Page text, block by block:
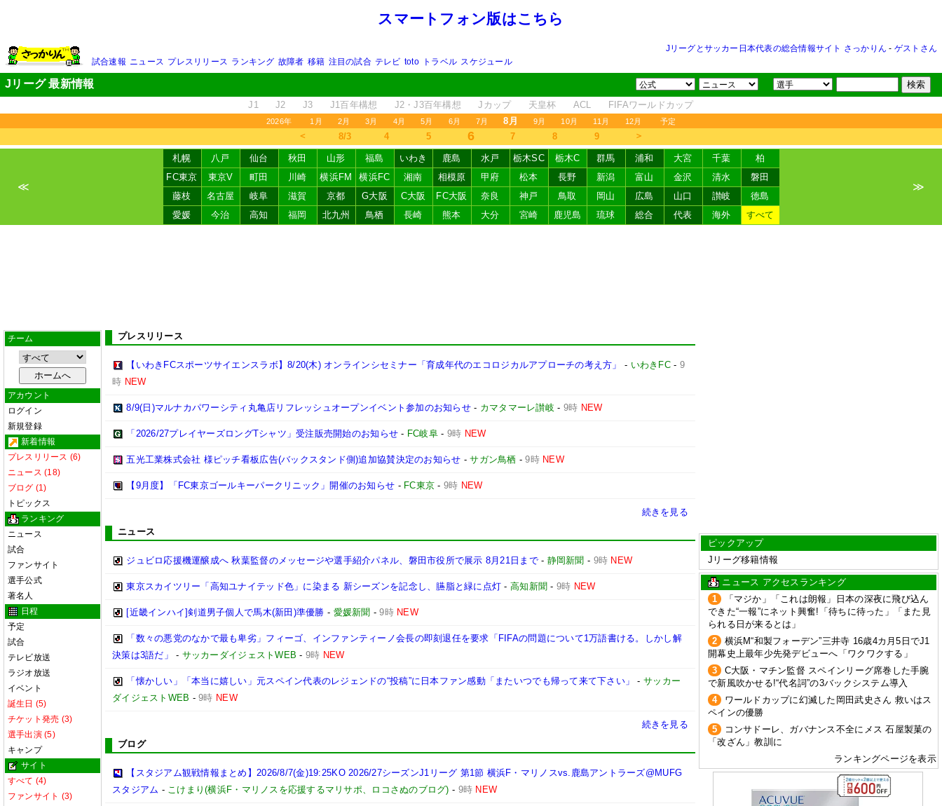
スマートフォン版はこちら
Jリーグとサッカー日本代表の総合情報サイト さっかりん - ゲストさん
試合速報 ニュース プレスリリース ランキング 故障者 移籍 注目の試合 テレビ toto トラベル スケジュール
Jリーグ 最新情報
J1 J2 J3 J1百年構想 J2・J3百年構想 Jカップ 天皇杯 ACL FIFAワールドカップ
2026年 1月 2月 3月 4月 5月 6月 7月 8月 9月 10月 11月 12月 予定
＜ 8/3 4 5 6 7 8 9 ＞
≪
札幌 八戸 仙台 秋田 山形 福島 いわき 鹿島 水戸 栃木SC 栃木C 群馬 浦和 大宮 千葉
柏
FC東京
東京V 町田 川崎 横浜FM 横浜FC 湘南 相模原 甲府 松本 長野 新潟 富山 金沢 清水
磐田
藤枝
名古屋 岐阜 滋賀 京都 G大阪 C大阪 FC大阪 奈良 神戸 鳥取 岡山 広島 山口 讃岐
徳島
愛媛
今治 高知 福岡 北九州 鳥栖 長崎 熊本 大分 宮崎 鹿児島 琉球 総合 代表 海外 すべて
≫
チーム
アカウント
ログイン
新規登録
新着情報
プレスリリース (6)
ニュース (18)
ブログ (1)
トピックス
ランキング
ニュース
試合
ファンサイト
選手公式
著名人
日程
予定
試合
テレビ放送
ラジオ放送
イベント
誕生日 (5)
チケット発売 (3)
選手出演 (5)
キャンプ
サイト
すべて (4)
ファンサイト (3)
プレスリリース
【いわきFCスポーツサイエンスラボ】8/20(木) オンラインシセミナー「育成年代のエコロジカルアプローチの考え方」 - いわきFC- 9
時 NEW
8/9(日)マルナカパワーシティ丸亀店リフレッシュオープンイベント参加のお知らせ- カマタマーレ讃岐 - 9時 NEW
「2026/27プレイヤーズロングTシャツ」受注販売開始のお知らせ - FC岐阜- 9時 NEW
五光工業株式会社 様ピッチ看板広告(バックスタンド側)追加協賛決定のお知らせ -サガン鳥栖 -9時 NEW
【9月度】「FC東京ゴールキーパークリニック」開催のお知らせ - FC東京 - 9時 NEW
続きを見る
ニュース
ジュビロ応援機運醸成へ 秋葉監督のメッセージや選手紹介パネル、磐田市役所で展示 8月21日まで- 静岡新聞 - 9時 NEW
東京スカイツリー「高知ユナイテッド色」に染まる 新シーズンを記念し、臙脂と緑に点灯 -高知新聞 - 9時 NEW
[近畿インハイ]剣道男子個人で馬木(新田)準優勝 - 愛媛新聞 -9時 NEW
「数々の悪党のなかで最も卑劣」フィーゴ、インファンティーノ会長の即刻退任を要求「FIFAの問題について1万語書ける。しかし解
決策は3語だ」
- サッカーダイジェストWEB - 9時 NEW
「懐かしい」「本当に嬉しい」元スペイン代表のレジェンドの“投稿”に日本ファン感動「またいつでも帰って来て下さい」 -サッカー
ダイジェストWEB -9時 NEW
続きを見る
ブログ
【スタジアム観戦情報まとめ】2026/8/7(金)19:25KO 2026/27シーズンJ1リーグ 第1節 横浜F・マリノスvs.鹿島アントラーズ@MUFG
スタジアム - こけまり(横浜F・マリノスを応援するマリサポ、ロコさぬのブログ) - 9時 NEW
ピックアップ
Jリーグ移籍情報
ニュース アクセスランキング
1
「マジか」「これは朗報」日本の深夜に飛び込ん
できた“一報”にネット興奮!「待ちに待った」「また見
られる日が来るとは」
2
横浜M“和製フォーデン”三井寺 16歳4カ月5日でJ1
開幕史上最年少先発デビューへ「ワクワクする」
3
C大阪・マチン監督 スペインリーグ席巻した手腕
で新風吹かせる!“代名詞”の3バックシステム導入
4
ワールドカップに幻滅した岡田武史さん 救いはス
ペインの優勝
5
コンサドーレ、ガバナンス不全にメス 石屋製菓の
「改ざん」教訓に
ランキングページを表示